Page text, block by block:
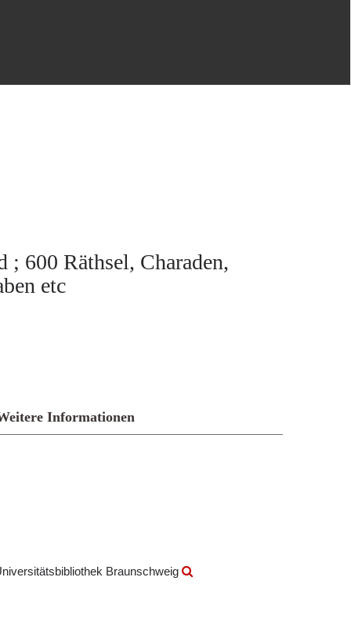
600 Räthsel, Charaden,
etc
Informationen
Braunschweig